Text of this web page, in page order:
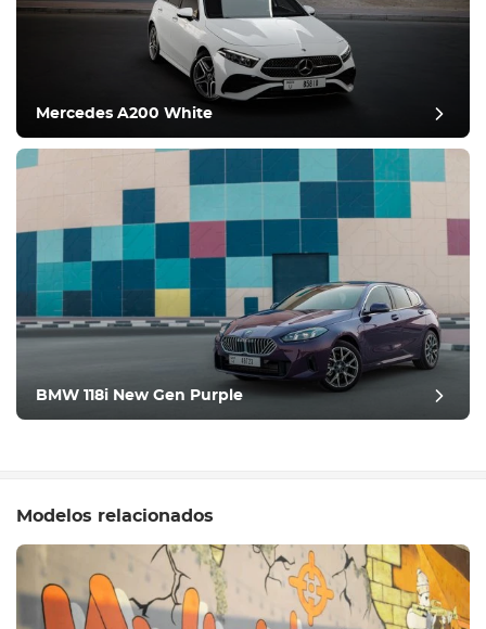
Mercedes A200 White
BMW 118i New Gen Purple
Modelos relacionados